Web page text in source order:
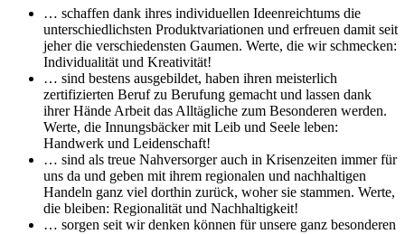
… schaffen dank ihres individuellen Ideenreichtums die
unterschiedlichsten Produktvariationen und erfreuen damit seit
jeher die verschiedensten Gaumen. Werte, die wir schmecken:
Individualität und Kreativität!
… sind bestens ausgebildet, haben ihren meisterlich
zertifizierten Beruf zu Berufung gemacht und lassen dank
ihrer Hände Arbeit das Alltägliche zum Besonderen werden.
Werte, die Innungsbäcker mit Leib und Seele leben:
Handwerk und Leidenschaft!
… sind als treue Nahversorger auch in Krisenzeiten immer für
uns da und geben mit ihrem regionalen und nachhaltigen
Handeln ganz viel dorthin zurück, woher sie stammen. Werte,
die bleiben: Regionalität und Nachhaltigkeit!
… sorgen seit wir denken können für unsere ganz besonderen